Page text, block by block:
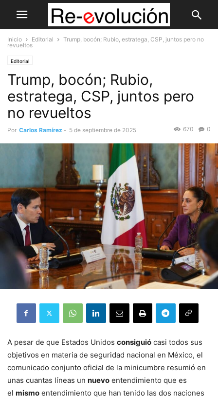
Inicio Editorial
Trump, bocón; Rubio, estratega, CSP, juntos pero no
revueltos
Editorial
Trump, bocón; Rubio,
estratega, CSP, juntos pero
no revueltos
Por Carlos Ramírez - 5 de septiembre de 2025 0
670
A pesar de que Estados Unidos consiguió casi todos sus
objetivos en materia de seguridad nacional en México, el
comunicado conjunto oficial de la minicumbre resumió en
unas cuantas líneas un nuevo entendimiento que es
el mismo entendimiento que han tenido las dos naciones